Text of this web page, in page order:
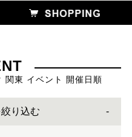
関東 イベント 開催日順
り込む